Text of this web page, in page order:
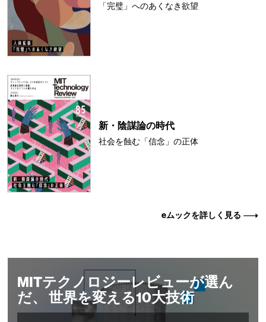
「完璧」へのあくなき欲望
新・陰謀論の時代
社会を蝕む「信念」の正体
eムックを詳しく見る
MITテクノロジーレビューが選ん
だ、 世界を変える10大技術